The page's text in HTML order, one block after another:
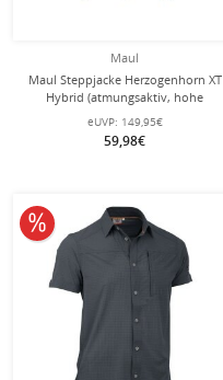
Maul
Maul Steppjacke Herzogenhorn XT
Hybrid (atmungsaktiv, hohe
Wärmeisolierung) ozeanblau Herren
eUVP: 149,95€
59,98€
10% reduziert